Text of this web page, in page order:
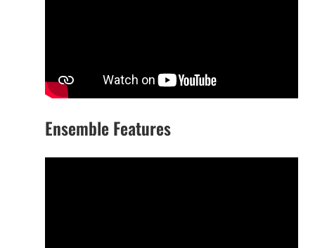
Ensemble Features